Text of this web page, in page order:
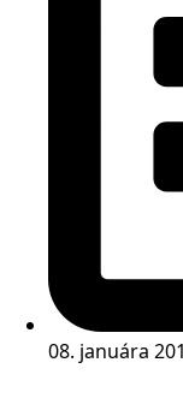
08. januára